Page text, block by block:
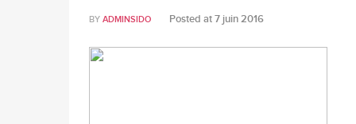
BY ADMINSIDO Posted at7 juin 2016